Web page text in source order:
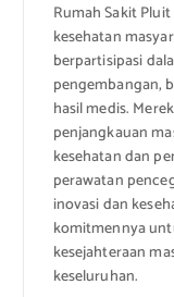
Rumah Sakit
kesehatan
berpartisipasi
pengembangan,
hasil medis.
penjangkauan
kesehatan dan
perawatan
inovasi dan
komitmennya
kesejahteraan
keseluruhan.